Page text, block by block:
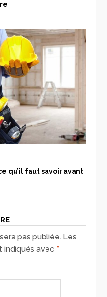
qu’il faut savoir avant
pas publiée. Les
indiqués avec *